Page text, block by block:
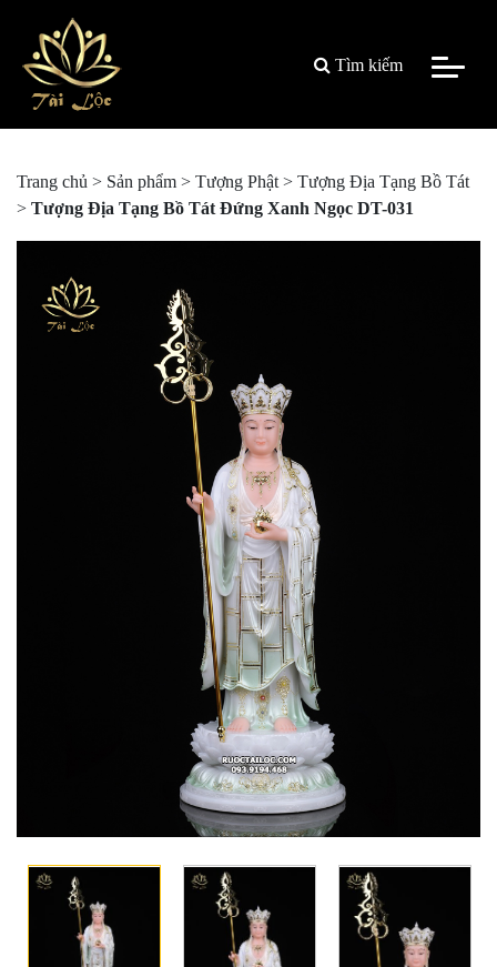
Tìm kiếm
Trang chủ > Sản phẩm > Tượng Phật > Tượng Địa Tạng Bồ Tát
> Tượng Địa Tạng Bồ Tát Đứng Xanh Ngọc DT-031